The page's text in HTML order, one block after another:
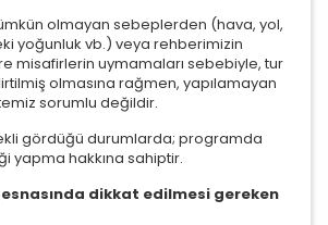
olmayan sebeplerden (hava, yol,
yoğunluk vb.) veya rehberimizin
misafirlerin uymamaları sebebiyle, tur
olmasına rağmen, yapılamayan
sorumlu değildir.
gördüğü durumlarda; programda
yapma hakkına sahiptir.
esnasında dikkat edilmesi gereken